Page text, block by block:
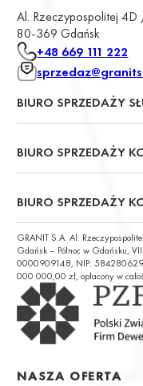
Al. Rzeczypospolitej
80-369 Gdańsk
+48 669 111 222
BIURO SPRZEDAŻY
plac
BIURO SPRZEDAŻY
ul. Św. Wojciecha
BIURO SPRZEDAŻY
ul.
GRANIT S.A. Al.
Gdańsk – Północ w Gdańsku,
0000909148, NIP:
000 000,00 zł, opłacony w
NASZA OFERTA